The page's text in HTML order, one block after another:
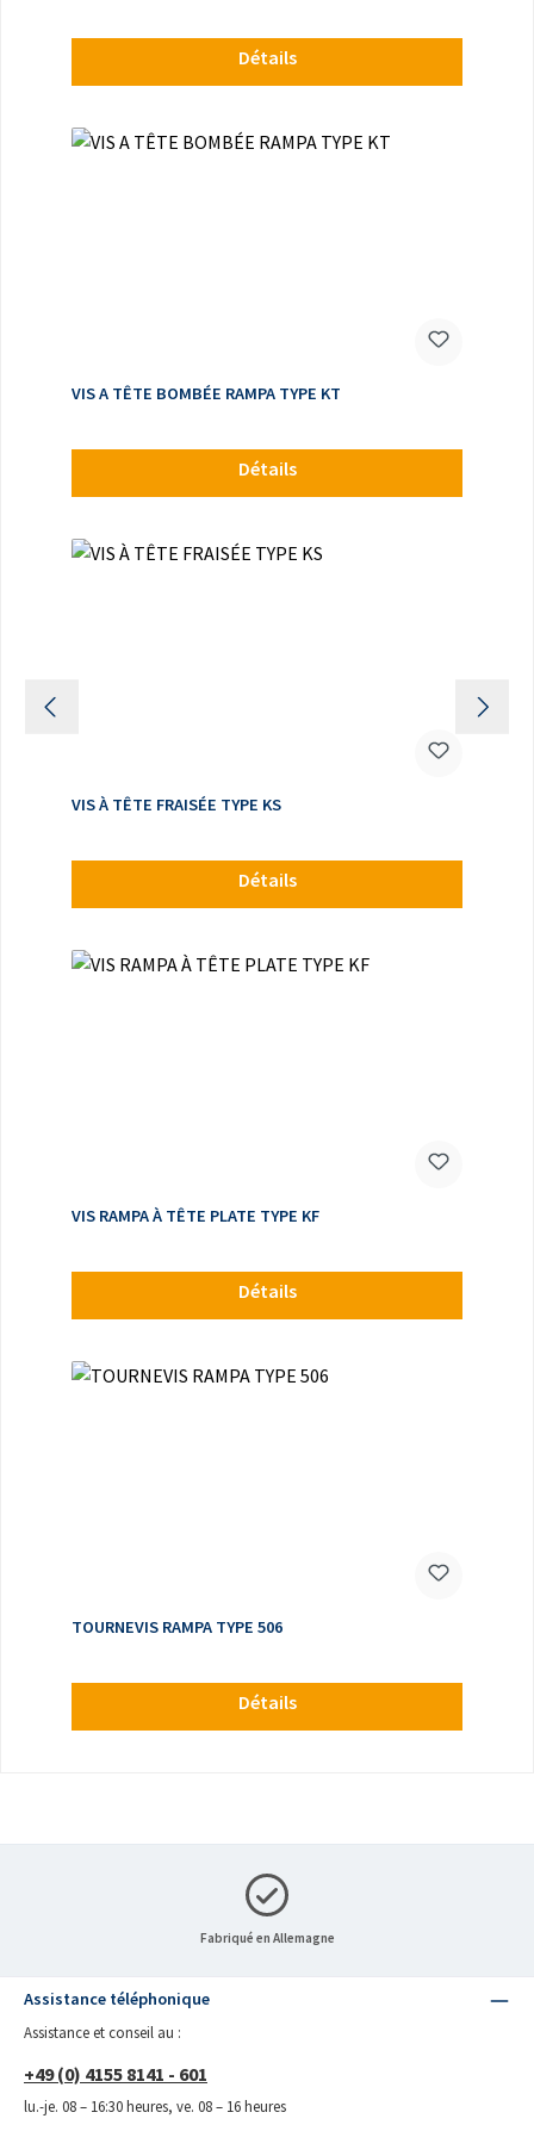
Détails
VIS A TÊTE BOMBÉE RAMPA TYPE KT
Détails
VIS À TÊTE FRAISÉE TYPE KS
Détails
VIS RAMPA À TÊTE PLATE TYPE KF
Détails
TOURNEVIS RAMPA TYPE 506
Détails
Fabriqué en Allemagne
Assistance téléphonique
Assistance et conseil au :
+49 (0) 4155 8141 - 601
lu.-je. 08 – 16:30 heures, ve. 08 – 16 heures